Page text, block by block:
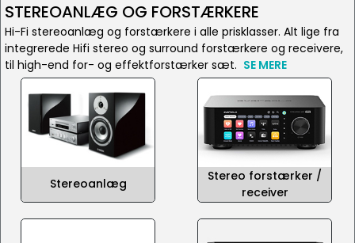
STEREOANLÆG OG FORSTÆRKERE
Hi-Fi stereoanlæg og forstærkere i alle prisklasser. Alt lige fra
integrerede Hifi stereo og surround forstærkere og receivere,
til high-end for- og effektforstærker sæt. SE MERE
Stereoanlæg
Stereo forstærker /
receiver